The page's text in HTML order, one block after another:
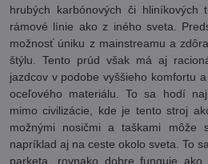
hrubých karbónových či hliníkových
rámové línie ako z iného sveta.
možnosť úniku z mainstreamu a
štýlu. Tento prúd však má aj
jazdcov v podobe vyššieho komfortu
oceľového materiálu. To sa hodí
mimo civilizácie, kde je tento stroj
možnými nosičmi a taškami môže
napríklad aj na ceste okolo sveta. To
parketa, rovnako dobre funguje ako